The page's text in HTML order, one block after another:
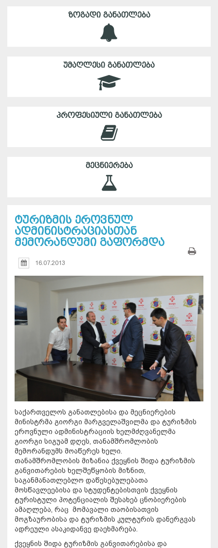
ᲖᲝᲒᲐᲓᲘ ᲒᲐᲜᲐᲗᲚᲔᲑᲐ
ᲣᲛᲐᲦᲚᲔᲡᲘ ᲒᲐᲜᲐᲗᲚᲔᲑᲐ
ᲞᲠᲝᲤᲔᲡᲘᲣᲚᲘ ᲒᲐᲜᲐᲗᲚᲔᲑᲐ
ᲛᲔᲪᲜᲘᲔᲠᲔᲑᲐ
ტურიზმის ეროვნულ
ადმინისტრაციასთან
მემორანდუმი გაფორმდა
16.07.2013
საქართველოს განათლებისა და მეცნიერების
მინისტრმა გიორგი მარგველაშვილმა და ტურიზმის
ეროვნული ადმინისტრაციის ხელმძღვანელმა
გიორგი სიგუამ დღეს, თანამშრომლობის
მემორანდუმს მოაწერეს ხელი.
თანამშრომლობის მიზანია ქვეყნის შიდა ტურიზმის
განვითარების ხელშეწყობის მიზნით,
საგანმანათლებლო დაწესებულებათა
მოსწავლეებისა და სტუდენტებისთვის ქვეყნის
ტურისტული პოტენციალის შესახებ ცნობიერების
ამაღლება, რაც მომავალი თაობისათვის
მოგზაურობისა და ტურიზმის კულტურის დანერგვას
ადრეული ასაკიდანვე დაეხმარება.
ქვეყნის შიდა ტურიზმის განვითარებისა და